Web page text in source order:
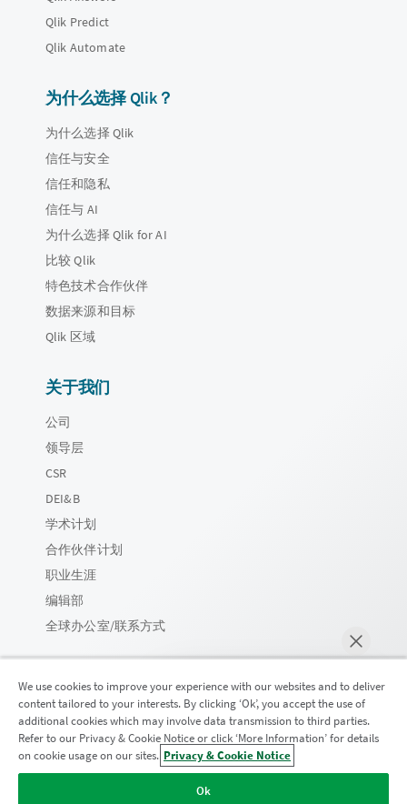
马上聊天
Qlik Predict
Qlik Automate
为什么选择 Qlik？
为什么选择 Qlik
信任与安全
信任和隐私
信任与 AI
为什么选择 Qlik for AI
比较 Qlik
特色技术合作伙伴
数据来源和目标
Qlik 区域
关于我们
公司
领导层
CSR
DEI&B
学术计划
合作伙伴计划
职业生涯
编辑部
全球办公室/联系方式
Qlik 社区
法律协议 产品条款 Legal Policies
法律条规
Do Not Share My Info
We use cookies to improve your experience with our websites and to deliver
content tailored to your interests. By clicking ‘Ok’, you accept the use of
additional cookies which may involve data transmission to third parties.
Refer to our Privacy & Cookie Notice or click ‘More Information’ for details
on cookie usage on our sites. Privacy & Cookie Notice
Ok